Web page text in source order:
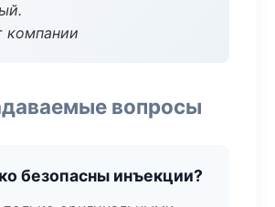
компании
вопросы
безопасны инъекции?